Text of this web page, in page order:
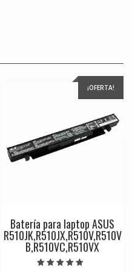
¡OFERTA!
Batería para laptop ASUS
R510JK,R510JX,R510V,R510V
B,R510VC,R510VX